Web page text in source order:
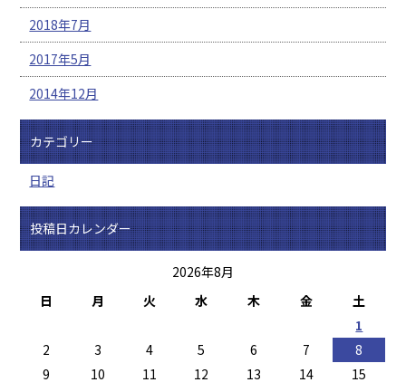
2018年7月
2017年5月
2014年12月
カテゴリー
日記
投稿日カレンダー
2026年8月
日
月 火 水 木 金
土
1
2
3 4 5 6 7
8
9
10 11 12 13 14
15